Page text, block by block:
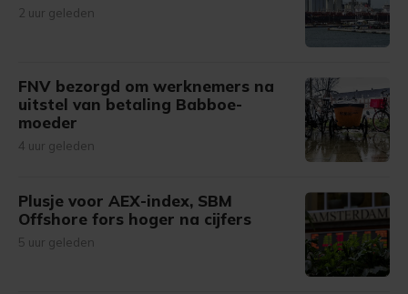
2 uur geleden
FNV bezorgd om werknemers na
uitstel van betaling Babboe-
moeder
4 uur geleden
Plusje voor AEX-index, SBM
Offshore fors hoger na cijfers
5 uur geleden